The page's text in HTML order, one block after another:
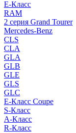
E-Класс
RAM
2 серия Grand Tourer
Mercedes-Benz
CLS
CLA
GLA
GLB
GLE
GLS
GLC
E-Класс Coupe
S-Класс
A-Класс
R-Класс